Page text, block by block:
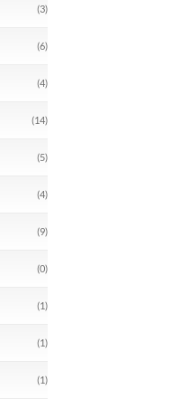
(3)
(6)
(4)
(14)
(5)
(4)
(9)
(0)
(1)
(1)
(1)